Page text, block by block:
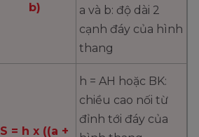
b)
a và b: độ dài 2
cạnh đáy của hình
thang
S = h x ((a +
h = AH hoặc BK:
chiều cao nối từ
đỉnh tới đáy của